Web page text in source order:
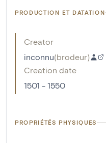
PRODUCTION ET DATATION
Creator
inconnu(brodeur)
Creation date
1501 - 1550
PROPRIÉTÉS PHYSIQUES